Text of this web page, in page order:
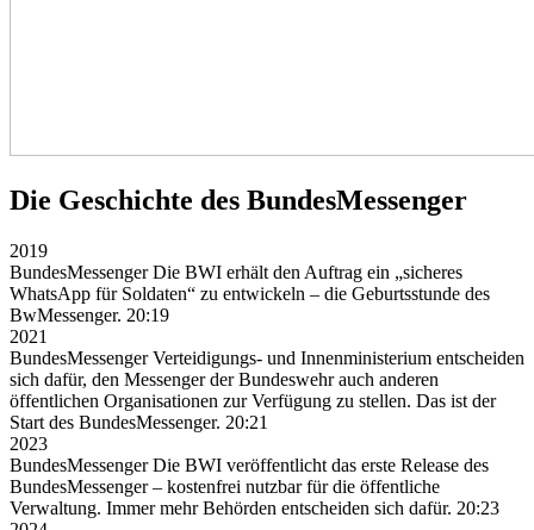
Die Geschichte des BundesMessenger
2019
BundesMessenger Die BWI erhält den Auftrag ein „sicheres
WhatsApp für Soldaten“ zu entwickeln – die Geburtsstunde des
BwMessenger. 20:19
2021
BundesMessenger Verteidigungs- und Innenministerium entscheiden
sich dafür, den Messenger der Bundeswehr auch anderen
öffentlichen Organisationen zur Verfügung zu stellen. Das ist der
Start des BundesMessenger. 20:21
2023
BundesMessenger Die BWI veröffentlicht das erste Release des
BundesMessenger – kostenfrei nutzbar für die öffentliche
Verwaltung. Immer mehr Behörden entscheiden sich dafür. 20:23